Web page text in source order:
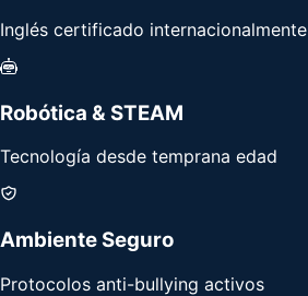
Inglés certificado internacionalmente
Robótica & STEAM
Tecnología desde temprana edad
Ambiente Seguro
Protocolos anti-bullying activos